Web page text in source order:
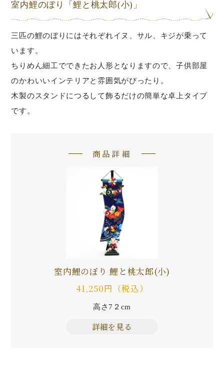
室内鯉のぼり「鯉と桃太郎(小)」
三匹の鯉のぼりにはそれぞれイヌ、サル、キジが乗って
います。
ちりめん細工でできたお人形となりますので、子供部屋
のかわいいインテリアと雰囲気がぴったり。
木製のスタンドにつるして飾るだけの簡単な卓上タイプ
です。
商品詳細
室内鯉のぼり 鯉と桃太郎(小)
41,250円（税込）
高さ7２cm
詳細を見る